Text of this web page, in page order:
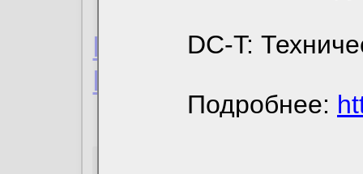
DC-T:
Подробнее:
Пользовательское
Политика